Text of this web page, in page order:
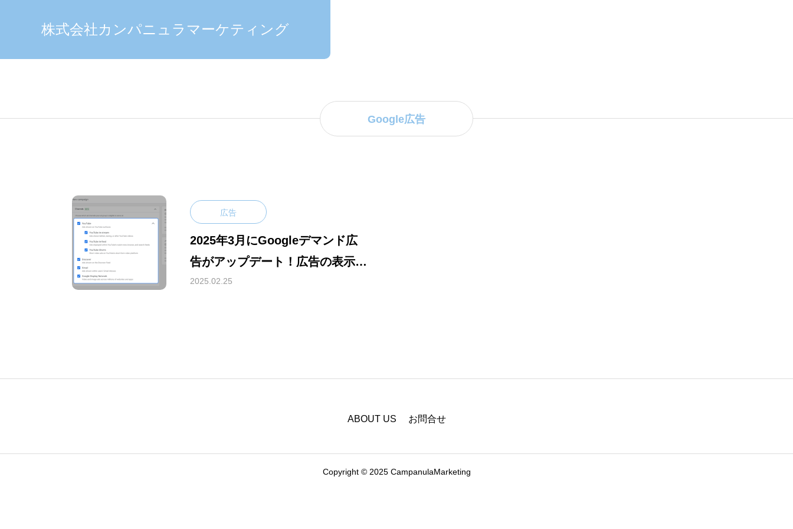
株式会社カンパニュラマーケティング
Google広告
広告
2025年3月にGoogleデマンド広
告がアップデート！広告の表示場
所を選択できるように
2025.02.25
ABOUT US お問合せ
Copyright © 2025 CampanulaMarketing